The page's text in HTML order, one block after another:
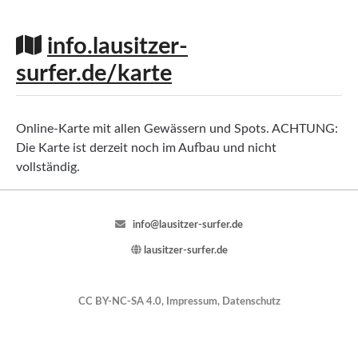
info.lausitzer-
surfer.de/karte
Online-Karte mit allen Gewässern und Spots. ACHTUNG:
Die Karte ist derzeit noch im Aufbau und nicht
vollständig.
info@lausitzer-surfer.de
lausitzer-surfer.de
CC BY-NC-SA 4.0, Impressum, Datenschutz